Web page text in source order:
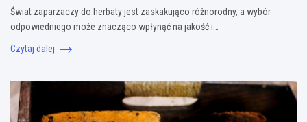
Świat zaparzaczy do herbaty jest zaskakująco różnorodny, a wybór
odpowiedniego może znacząco wpłynąć na jakość i…
Czytaj dalej